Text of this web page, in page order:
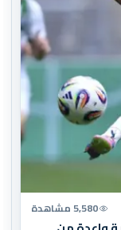
5,580 مشاهدة